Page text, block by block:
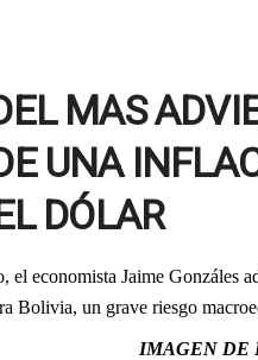
MAS
UNA
DÓLAR
economista Jaime Gonzáles
Bolivia, un grave riesgo
IMAGEN DE